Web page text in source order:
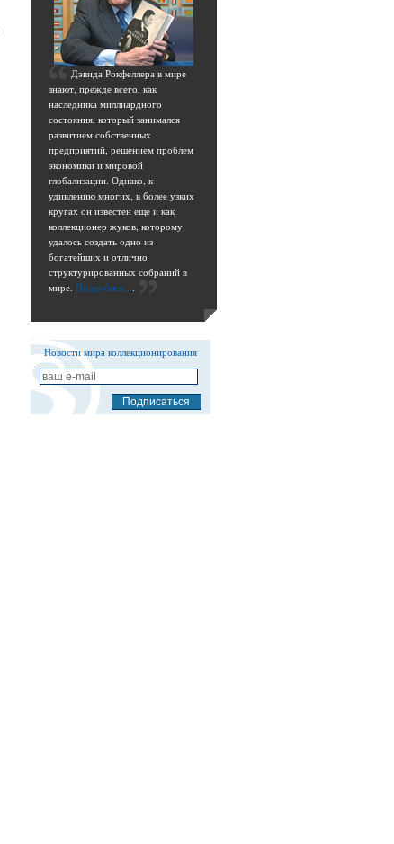
Дэвида Рокфеллера в мире
знают, прежде всего, как
наследника миллиардного
состояния, который занимался
развитием собственных
предприятий, решением проблем
экономики и мировой
глобализации. Однако, к
удивлению многих, в более узких
кругах он известен еще и как
коллекционер жуков, которому
удалось создать одно из
богатейших и отлично
структурированных собраний в
мире. Подробнее....
Новости мира коллекционирования